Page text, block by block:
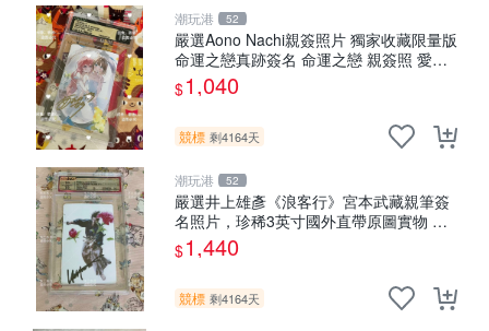
潮玩港 52
嚴選Aono Nachi親簽照片 獨家收藏限量版
命運之戀真跡簽名 命運之戀 親簽照 愛的
告白
$1,040
競標 剩4164天
潮玩港 52
嚴選井上雄彥《浪客行》宮本武藏親筆簽
名照片，珍稀3英寸國外直帶原圖實物 浪
客行 紙質 簽名 宮本武藏
$1,440
競標 剩4164天